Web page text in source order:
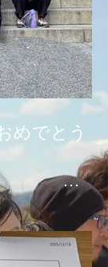
めでとう
しくお願